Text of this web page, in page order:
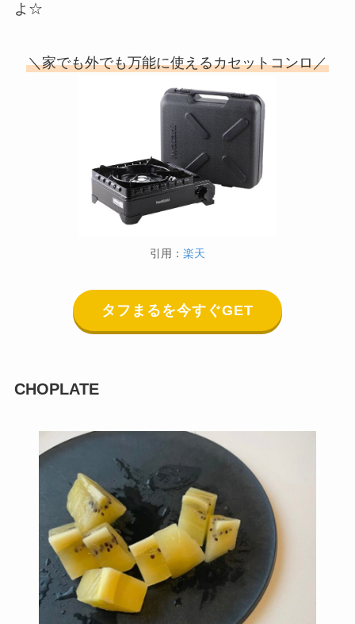
よ☆
＼家でも外でも万能に使えるカセットコンロ／
引用： 楽天
タフまるを今すぐGET
CHOPLATE